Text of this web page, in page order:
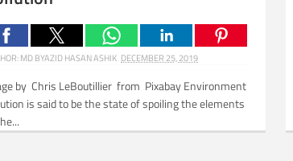
MD BYAZID HASAN ASHIK DECEMBER 25, 2019
by Chris LeBoutillier from Pixabay Environment
is said to be the state of spoiling the elements